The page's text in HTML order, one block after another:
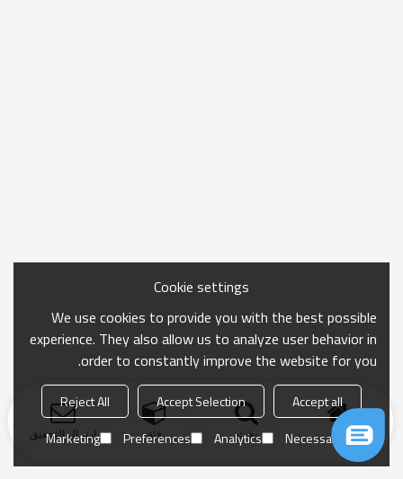
منزل بحث فئة ارسال التحقيق
Cookie settings
We use cookies to provide you with the best possible
experience. They also allow us to analyze user behavior in
order to constantly improve the website for you.
Accept all
Accept Selection
Reject All
Necessary
Analytics
Preferences
Marketing